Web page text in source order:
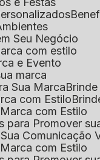
Seu Negócio
com estilo
e Evento
marca
Sua Marca
com Estilo
com Estilo
para Promover
Comunicação
com Estilo